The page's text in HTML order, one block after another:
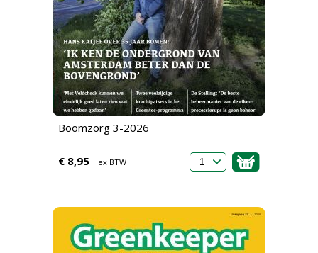
Boomzorg 3-2026
€ 8,95 ex BTW